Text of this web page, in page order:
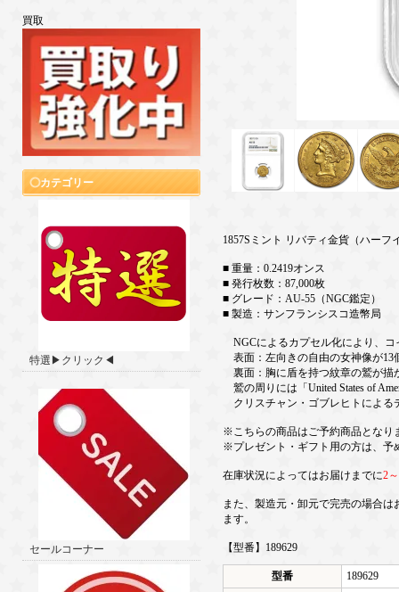
買取
カテゴリー
特選▶クリック◀
セールコーナー
1857Sミント リバティ金貨（ハーフ
■ 重量：0.2419オンス
■ 発行枚数：87,000枚
■ グレード：AU-55（NGC鑑定）
■ 製造：サンフランシスコ造幣局
NGCによるカプセル化により、コ
表面：左向きの自由の女神像が13
裏面：胸に盾を持つ紋章の鷲が描
鷲の周りには「United States of
クリスチャン・ゴブレヒトによる
※こちらの商品はご予約商品となり
※プレゼント・ギフト用の方は、予
在庫状況によってはお届けまでに2
また、製造元・卸元で完売の場合
ます。
【型番】189629
型番
189629